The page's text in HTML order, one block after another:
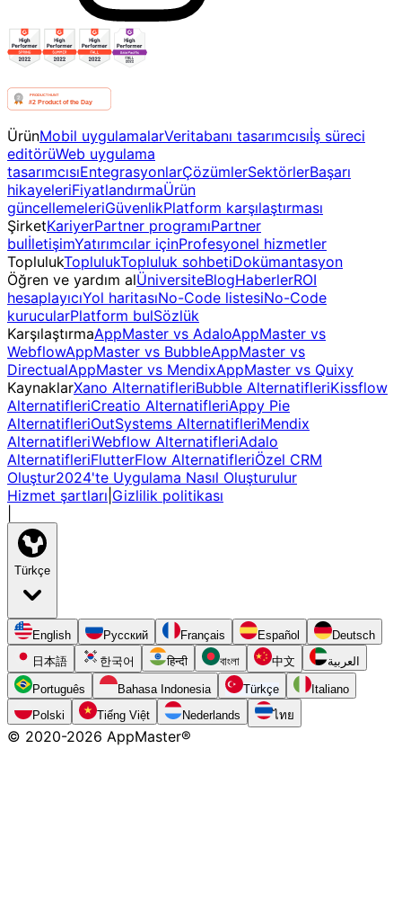
ÜrünMobil uygulamalarVeritabanı tasarımcısıİş süreci
editörüWeb uygulama
tasarımcısıEntegrasyonlarÇözümlerSektörlerBaşarı
hikayeleriFiyatlandırmaÜrün
güncellemeleriGüvenlikPlatform karşılaştırması
ŞirketKariyerPartner programıPartner
bulİletişimYatırımcılar içinProfesyonel hizmetler
ToplulukToplulukTopluluk sohbetiDokümantasyon
Öğren ve yardım alÜniversiteBlogHaberlerROI
hesaplayıcıYol haritasıNo-Code listesiNo-Code
kurucularPlatform bulSözlük
KarşılaştırmaAppMaster vs AdaloAppMaster vs
WebflowAppMaster vs BubbleAppMaster vs
DirectualAppMaster vs MendixAppMaster vs Quixy
KaynaklarXano AlternatifleriBubble AlternatifleriKissflow
AlternatifleriCreatio AlternatifleriAppy Pie
AlternatifleriOutSystems AlternatifleriMendix
AlternatifleriWebflow AlternatifleriAdalo
AlternatifleriFlutterFlow AlternatifleriÖzel CRM
Oluştur2024'te Uygulama Nasıl Oluşturulur
Hizmet şartları Gizlilik politikası
Türkçe
English Русский Français Español
Deutsch
日本語
한국어 हिन्दी বাংলা 中文 العربية
Português Bahasa Indonesia Türkçe
Italiano
Polski
Tiếng Việt Nederlands ไทย
© 2020-2026 AppMaster®